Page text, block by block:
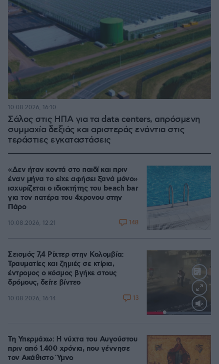
Σάλος στις ΗΠΑ για τα data centers, απρόσμενη
συμμαχία δεξιάς και αριστεράς ενάντια στις
τεράστιες εγκαταστάσεις
10.08.2026, 16:10
«Δεν ήταν κοντά στο παιδί και πριν
έναν μήνα το είχε αφήσει ξανά μόνο»
ισχυρίζεται ο ιδιοκτήτης του beach bar
για τον πατέρα του 4χρονου στην
Πάρο
10.08.2026, 12:21 148
Loaded:
Σεισμός 7,4 Ρίχτερ στην Κολομβία:
Τραυματίες και ζημιές σε κτίρια,
έντρομος ο κόσμος βγήκε στους
δρόμους, δείτε βίντεο
10.08.2026, 16:14 13
Τη Υπερμάχω: Η νύχτα του Αυγούστου
πριν από 1.400 χρόνια, που γέννησε
τον Ακάθιστο Ύμνο